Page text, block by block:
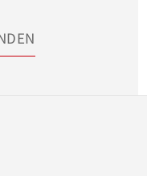
aus Schlaf-,